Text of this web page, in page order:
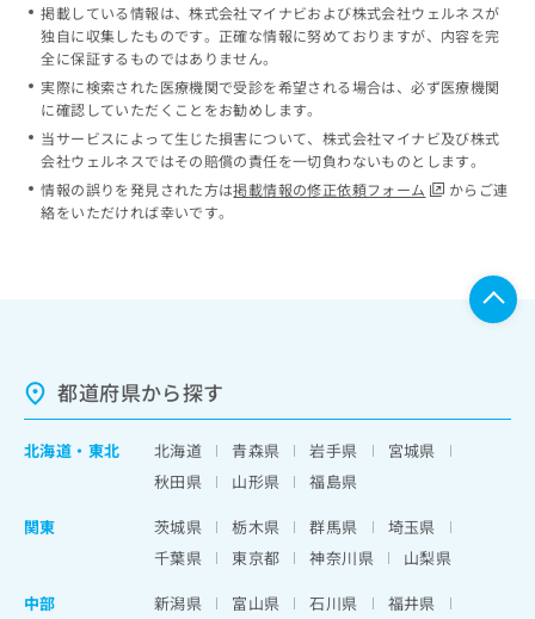
掲載している情報は、株式会社マイナビおよび株式会社ウェルネスが
独自に収集したものです。正確な情報に努めておりますが、内容を完
全に保証するものではありません。
実際に検索された医療機関で受診を希望される場合は、必ず医療機関
に確認していただくことをお勧めします。
当サービスによって生じた損害について、株式会社マイナビ及び株式
会社ウェルネスではその賠償の責任を一切負わないものとします。
情報の誤りを発見された方は掲載情報の修正依頼フォーム
からご連
絡をいただければ幸いです。
都道府県から探す
北海道 ・ 東北 北海道 青森県 岩手県
宮城県
秋田県
山形県
福島県
関東
茨城県 栃木県 群馬県
埼玉県
千葉県
東京都 神奈川県
山梨県
中部
新潟県 富山県 石川県
福井県